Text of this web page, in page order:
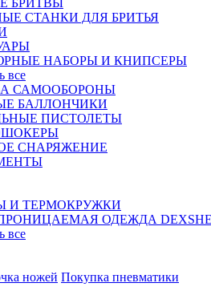
БРИТВЫ
СТАНКИ ДЛЯ БРИТЬЯ
НАБОРЫ И КНИПСЕРЫ
все
САМООБОРОНЫ
БАЛЛОНЧИКИ
ПИСТОЛЕТЫ
СНАРЯЖЕНИЕ
И ТЕРМОКРУЖКИ
ОДЕЖДА
все
ножей Покупка пневматики